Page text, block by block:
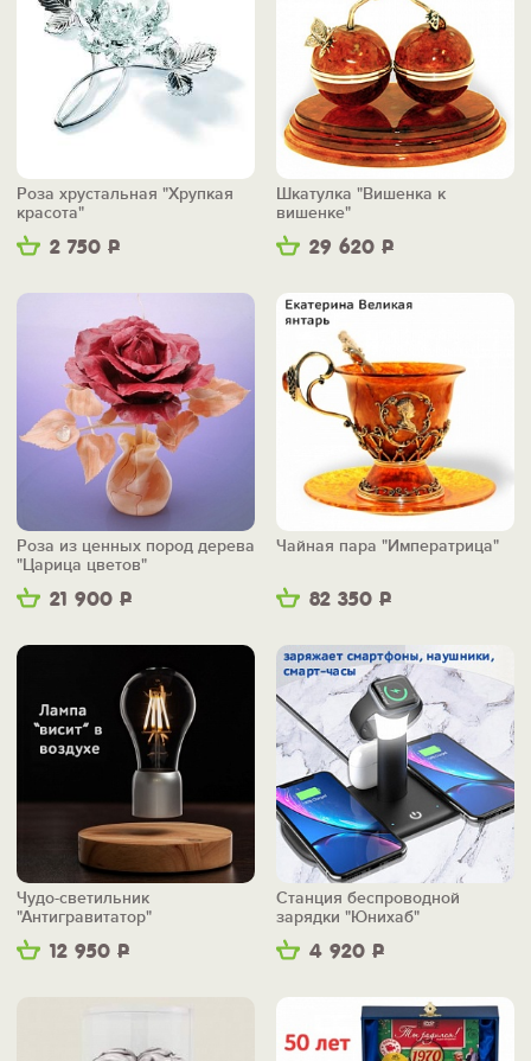
2 750 Р
Роза хрустальная "Хрупкая
красота"
29 620 Р
Шкатулка "Вишенка к
вишенке"
21 900 Р
Роза из ценных пород дерева
"Царица цветов"
82 350 Р
Чайная пара "Императрица"
12 950 Р
Чудо-светильник
"Антигравитатор"
4 920 Р
Станция беспроводной
зарядки "Юнихаб"